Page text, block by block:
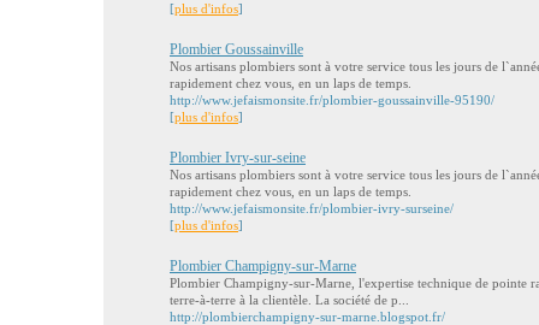
[plus d'infos]
Plombier Goussainville
Nos artisans plombiers sont à votre service tous les jours de
rapidement chez vous, en un laps de temps.
http://www.jefaismonsite.fr/plombier-goussainville-95190/
[plus d'infos]
Plombier Ivry-sur-seine
Nos artisans plombiers sont à votre service tous les jours de
rapidement chez vous, en un laps de temps.
http://www.jefaismonsite.fr/plombier-ivry-surseine/
[plus d'infos]
Plombier Champigny-sur-Marne
Plombier Champigny-sur-Marne, l'expertise technique de pointe
terre-à-terre à la clientèle. La société de p...
http://plombierchampigny-sur-marne.blogspot.fr/